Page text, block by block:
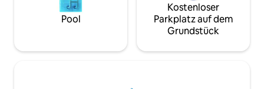
Pool
Kostenloser
Parkplatz auf dem
Grundstück